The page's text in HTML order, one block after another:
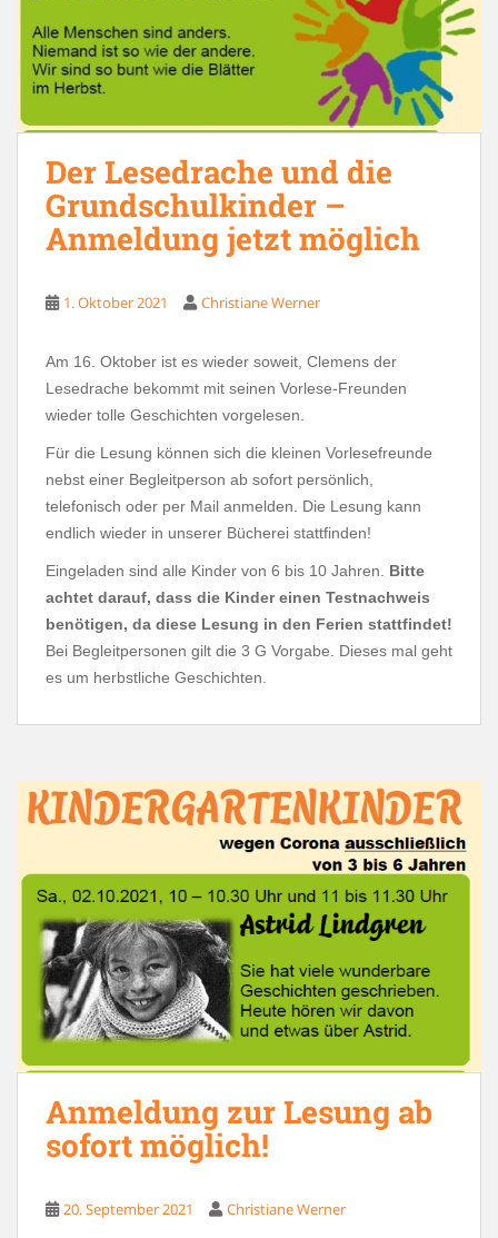
Der Lesedrache und die
Grundschulkinder –
Anmeldung jetzt möglich
1. Oktober 2021 Christiane Werner
Am 16. Oktober ist es wieder soweit, Clemens der
Lesedrache bekommt mit seinen Vorlese-Freunden
wieder tolle Geschichten vorgelesen.
Für die Lesung können sich die kleinen Vorlesefreunde
nebst einer Begleitperson ab sofort persönlich,
telefonisch oder per Mail anmelden. Die Lesung kann
endlich wieder in unserer Bücherei stattfinden!
Eingeladen sind alle Kinder von 6 bis 10 Jahren. Bitte
achtet darauf, dass die Kinder einen Testnachweis
benötigen, da diese Lesung in den Ferien stattfindet!
Bei Begleitpersonen gilt die 3 G Vorgabe. Dieses mal geht
es um herbstliche Geschichten.
Anmeldung zur Lesung ab
sofort möglich!
20. September 2021 Christiane Werner